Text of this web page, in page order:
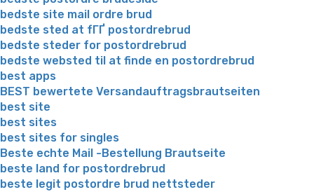
bedste site mail ordre brud
bedste sted at fГҐ postordrebrud
bedste steder for postordrebrud
bedste websted til at finde en postordrebrud
best apps
BEST bewertete Versandauftragsbrautseiten
best site
best sites
best sites for singles
Beste echte Mail -Bestellung Brautseite
beste land for postordrebrud
beste legit postordre brud nettsteder